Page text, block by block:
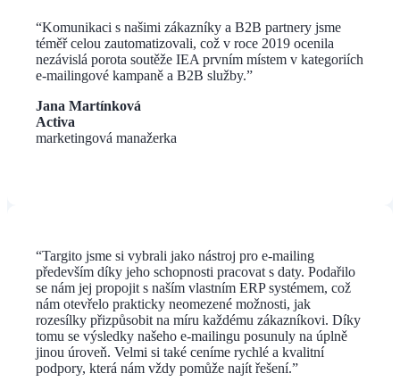
“Komunikaci s našimi zákazníky a B2B partnery jsme
téměř celou zautomatizovali, což v roce 2019 ocenila
nezávislá porota soutěže IEA prvním místem v kategoriích
e-mailingové kampaně a B2B služby.”
Jana Martínková
Activa
marketingová manažerka
“Targito jsme si vybrali jako nástroj pro e-mailing
především díky jeho schopnosti pracovat s daty. Podařilo
se nám jej propojit s naším vlastním ERP systémem, což
nám otevřelo prakticky neomezené možnosti, jak
rozesílky přizpůsobit na míru každému zákazníkovi. Díky
tomu se výsledky našeho e-mailingu posunuly na úplně
jinou úroveň. Velmi si také ceníme rychlé a kvalitní
podpory, která nám vždy pomůže najít řešení.”